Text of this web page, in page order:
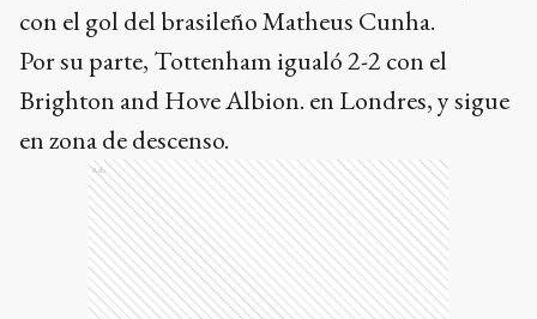
con el gol del brasileño Matheus Cunha.
Por su parte, Tottenham igualó 2-2 con el
Brighton and Hove Albion. en Londres, y sigue
en zona de descenso.
Ads